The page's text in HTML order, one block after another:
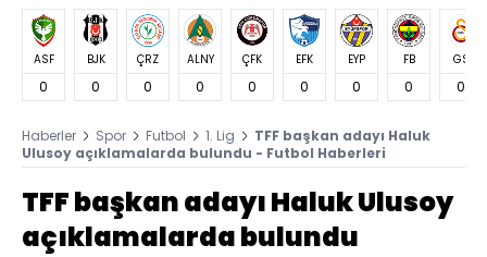
ASF
0
BJK
0
ÇRZ
0
ALNY
0
ÇFK
0
EFK
0
EYP
0
FB
0
GS
0
Haberler Spor Futbol 1. Lig
TFF başkan adayı Haluk
Ulusoy açıklamalarda bulundu - Futbol Haberleri
TFF başkan adayı Haluk Ulusoy
açıklamalarda bulundu